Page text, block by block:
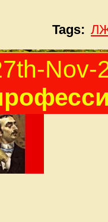
Tags:
Nov-